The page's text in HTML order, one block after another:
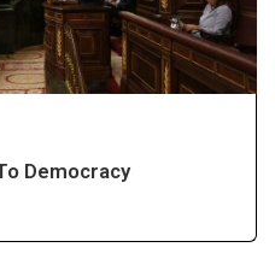
Democracy